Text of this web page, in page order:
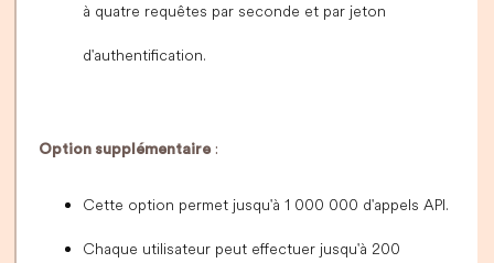
à quatre requêtes par seconde et par jeton
d'authentification.
Option supplémentaire:
Cette option permet jusqu'à 1 000 000 d'appels API.
Chaque utilisateur peut effectuer jusqu'à 200